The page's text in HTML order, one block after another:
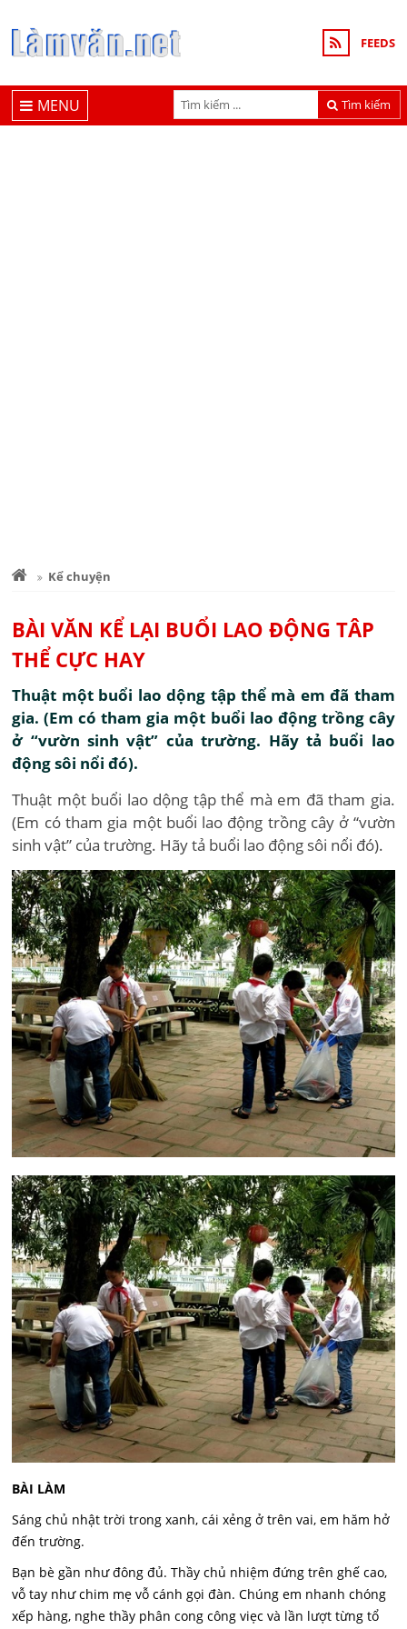
FEEDS
Tìm kiếm
MENU
Kể chuyện
BÀI VĂN KỂ LẠI BUỔI LAO ĐỘNG TÂP
THỂ CỰC HAY
Thuật một buổi lao dộng tập thể mà em đã tham
gia. (Em có tham gia một buổi lao động trồng cây
ở “vườn sinh vật” của trường. Hãy tả buổi lao
động sôi nổi đó).
Thuật một buổi lao dộng tập thể mà em đã tham gia.
(Em có tham gia một buổi lao động trồng cây ở “vườn
sinh vật” của trường. Hãy tả buổi lao động sôi nổi đó).
BÀI LÀM
Sáng chủ nhật trời trong xanh, cái xẻng ở trên vai, em hăm hở
đến trường.
Bạn bè gần như đông đủ. Thầy chủ nhiệm đứng trên ghế cao,
vỗ tay như chim mẹ vỗ cánh gọi đàn. Chúng em nhanh chóng
xếp hàng, nghe thầy phân cong công viẹc và lần lượt từng tổ